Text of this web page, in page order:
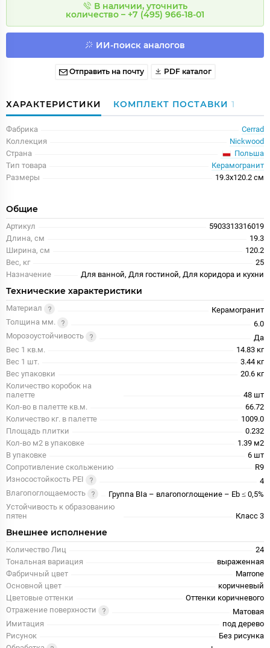
В наличии, уточнить
количество – +7 (495) 966-18-01
ИИ-поиск аналогов
Отправить на почту PDF каталог
ХАРАКТЕРИСТИКИ КОМПЛЕКТ ПОСТАВКИ 1
Фабрика
Cerrad
Коллекция
Nickwood
Страна
Польша
Тип товара
Керамогранит
Размеры
19.3x120.2 см
Общие
Артикул
5903313316019
Длина, см
19.3
Ширина, см
120.2
Вес, кг
25
Назначение
Для ванной, Для гостиной, Для коридора и кухни
Технические характеристики
Материал
Керамогранит
Толщина мм.
6.0
Морозоустойчивость
Да
Вес 1 кв.м.
14.83 кг
Вес 1 шт.
3.44 кг
Вес упаковки
20.6 кг
Количество коробок на
палетте
48 шт
Кол-во в палетте кв.м.
66.72
Количество кг. в палетте
1009.0
Площадь плитки
0.232
Кол-во м2 в упаковке
1.39 м2
В упаковке
6 шт
Сопротивление скольжению
R9
Износостойкость PEI
4
Влагопоглощаемость
Группа BIa – влагопоглощение – Eb ≤ 0,5%
Устойчивость к образованию
пятен
Класс 3
Внешнее исполнение
Количество Лиц
24
Тональная вариация
выраженная
Фабричный цвет
Marrone
Основной цвет
коричневый
Цветовые оттенки
Оттенки коричневого
Отражение поверхности
Матовая
Имитация
под дерево
Рисунок
Без рисунка